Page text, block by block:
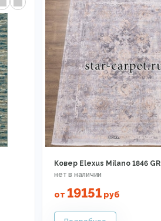
Ковер Elexus Milano 1846 GRI
от 19151 руб